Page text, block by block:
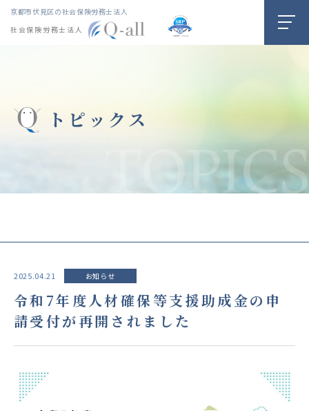
京都市伏見区の社会保険労務士法人
社会保険労務士法人
トピックス
2025.04.21 お知らせ
令和7年度人材確保等支援助成金の申
請受付が再開されました